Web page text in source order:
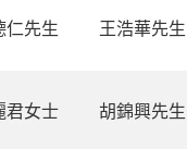
仁先生 王浩華先生
君女士 胡錦興先生